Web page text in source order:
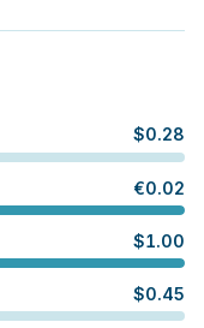
$0.28
€0.02
$1.00
$0.45